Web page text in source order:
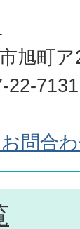
旭町
22-
問合